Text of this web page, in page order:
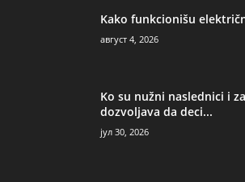
Kako funkcionišu
август 4, 2026
Ko su nužni naslednici i
dozvoljava da deci...
јул 30, 2026